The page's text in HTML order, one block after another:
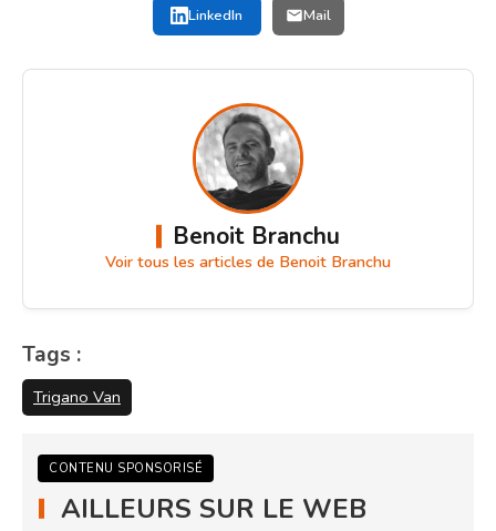
LinkedIn Mail
Benoit Branchu
Voir tous les articles de Benoit Branchu
Tags :
Trigano Van
CONTENU SPONSORISÉ
AILLEURS SUR LE WEB